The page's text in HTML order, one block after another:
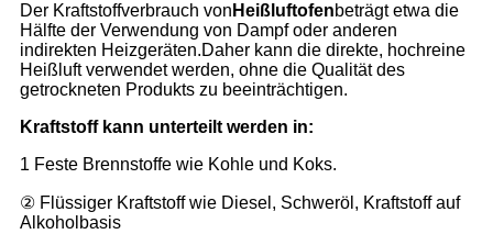
Der Kraftstoffverbrauch von Heißluftofenbeträgt etwa die
Hälfte der Verwendung von Dampf oder anderen
indirekten Heizgeräten.Daher kann die direkte, hochreine
Heißluft verwendet werden, ohne die Qualität des
getrockneten Produkts zu beeinträchtigen.
Kraftstoff kann unterteilt werden in:
1 Feste Brennstoffe wie Kohle und Koks.
② Flüssiger Kraftstoff wie Diesel, Schweröl, Kraftstoff auf
Alkoholbasis